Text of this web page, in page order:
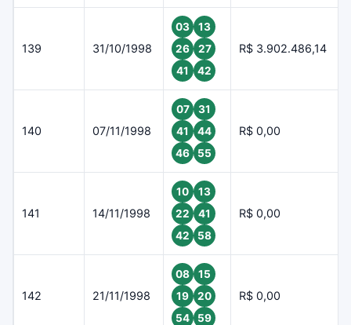
139 31/10/1998
03
13
26
27
41
42
R$ 3.902.486,14
140 07/11/1998
07
31
41
44
46
55
R$ 0,00
141 14/11/1998
10
13
22
41
42
58
R$ 0,00
142 21/11/1998
08
15
19
20
54
59
R$ 0,00